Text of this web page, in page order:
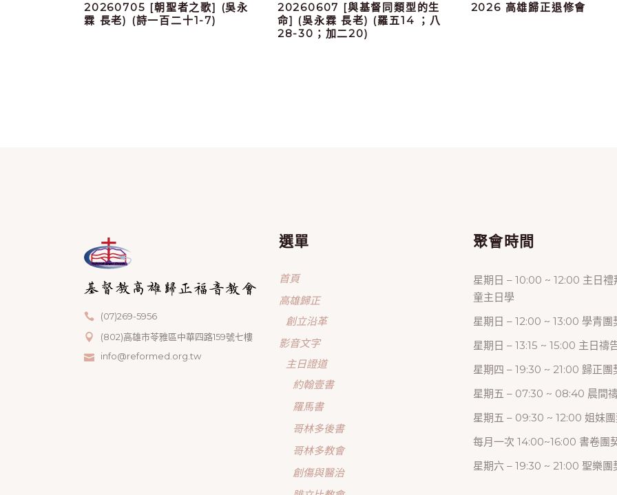
20260705 [朝聖者之歌] (吳永
霖 長老) (詩一百二十1-7)
20260607 [與基督同類型的生
命] (吳永霖 長老) (羅五14 ；八
28-30；加二20)
2026 高雄歸正退修會
(07)269-5956
(802)高雄市苓雅區中華四路159號七樓
info@reformed.org.tw
選單
首頁
高雄歸正
創立沿革
影音文字
主日證道
約翰壹書
羅馬書
哥林多後書
哥林多教會
創傷與醫治
聚會時間
星期日 – 10:00 ~ 12:00 主日禮
童主日學
星期日 – 12:00 ~ 13:00 學青團
星期日 – 13:15 ~ 15:00 主日禱
星期四 – 19:30 ~ 21:00 歸正團
星期五 – 07:30 ~ 08:40 晨間
星期五 – 09:30 ~ 12:00 姐妹
每月一次 14:00~16:00 書卷團
星期六 – 19:30 ~ 21:00 聖樂團